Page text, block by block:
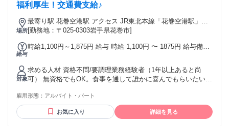
福利厚生！交通費支給♪
場所
最寄り駅 花巻空港駅 アクセス JR東北本線「花巻空港駅」か
ら車で6分
[勤務地：〒025-0303岩手県花巻市]
給与
時給1,100円～1,875円 給与 時給 1,100円 〜 1875円 給与備考
む） ・5:00～6:00は時給1,500円 （2）16:00～22:00 ・時給
1,100円 試用期間 試用期間3ヶ月 ※試用期間中も給与・待遇
は同条件です。 契約期間 契約の更新：有（契約期間満了時の
業務量・質、従事している業務の進捗状況、能力、業務成
更新上限：無
対象
求める人材 資格不問/要調理業務経験者（1年以上あると尚
可） 無資格でもOK。食事を通して誰かに喜んでもらいたい。
方のアイディアひとつでお客様に喜んでいただける、やりが
いのある職場で一緒にお仕事しませんか？ 現在活躍中のスタ
ッフ 【スタッフ数】 11名 【男女比】 男性 ０ ： １０ 女性
雇用形態： アルバイト・パート
お気に入り 詳細を見る